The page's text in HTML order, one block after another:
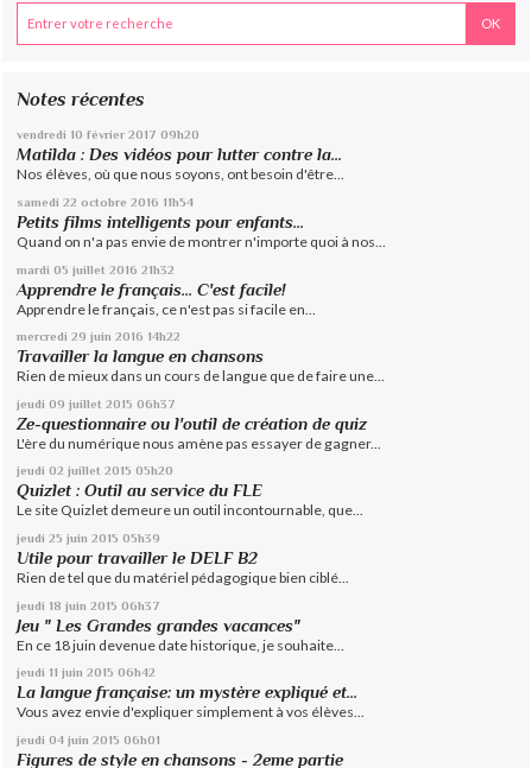
Notes récentes
vendredi 10 février 2017 09h20
Matilda : Des vidéos pour lutter contre la...
Nos élèves, où que nous soyons, ont besoin d'être...
samedi 22 octobre 2016 11h54
Petits films intelligents pour enfants...
Quand on n'a pas envie de montrer n'importe quoi à nos...
mardi 05 juillet 2016 21h32
Apprendre le français... C'est facile!
Apprendre le français, ce n'est pas si facile en...
mercredi 29 juin 2016 14h22
Travailler la langue en chansons
Rien de mieux dans un cours de langue que de faire une...
jeudi 09 juillet 2015 06h37
Ze-questionnaire ou l'outil de création de quiz
L'ère du numérique nous amène pas essayer de gagner...
jeudi 02 juillet 2015 05h20
Quizlet : Outil au service du FLE
Le site Quizlet demeure un outil incontournable, que...
jeudi 25 juin 2015 05h39
Utile pour travailler le DELF B2
Rien de tel que du matériel pédagogique bien ciblé...
jeudi 18 juin 2015 06h37
Jeu " Les Grandes grandes vacances"
En ce 18 juin devenue date historique, je souhaite...
jeudi 11 juin 2015 06h42
La langue française: un mystère expliqué et...
Vous avez envie d'expliquer simplement à vos élèves...
jeudi 04 juin 2015 06h01
Figures de style en chansons - 2eme partie